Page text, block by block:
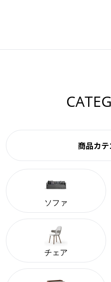
商品カ
ソファ
チェア